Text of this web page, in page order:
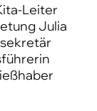
Leiter
Julia